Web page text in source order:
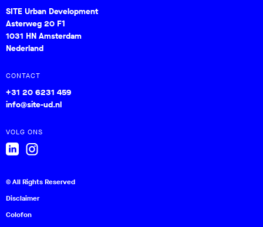
SITE Urban Development
Asterweg 20 F1
1031 HN Amsterdam
Nederland
CONTACT
+31 20 6231 459
info@site-ud.nl
VOLG ONS
© All Rights Reserved
Disclaimer
Colofon